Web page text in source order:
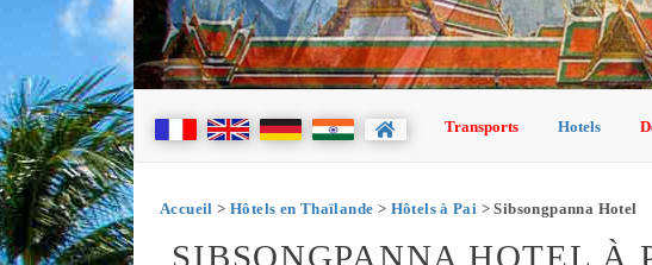
Transports Hotels
Accueil > Hôtels en Thaïlande > Hôtels à Pai > Sibsongpanna Hotel
SIBSONGPANNA HOTEL À